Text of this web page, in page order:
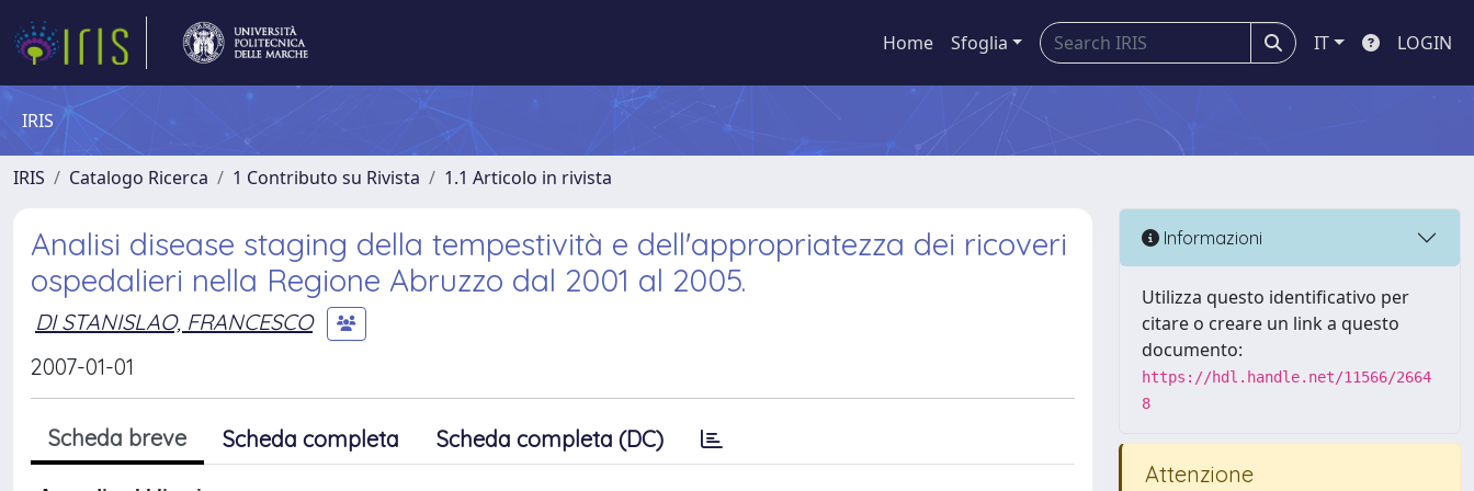
Home Sfoglia IT LOGIN
IRIS
IRIS Catalogo Ricerca 1 Contributo su Rivista 1.1 Articolo in rivista
Analisi disease staging della tempestività e dell'appropriatezza dei ricoveri
ospedalieri nella Regione Abruzzo dal 2001 al 2005.
DI STANISLAO, FRANCESCO
2007-01-01
Scheda breve Scheda completa Scheda completa (DC)
Informazioni
Utilizza questo identificativo per
citare o creare un link a questo
documento:
https://hdl.handle.net/11566/2664
8
Attenzione